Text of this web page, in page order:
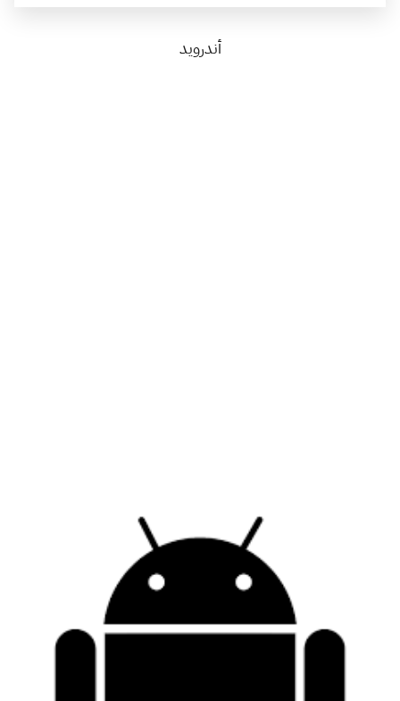
أندرويد